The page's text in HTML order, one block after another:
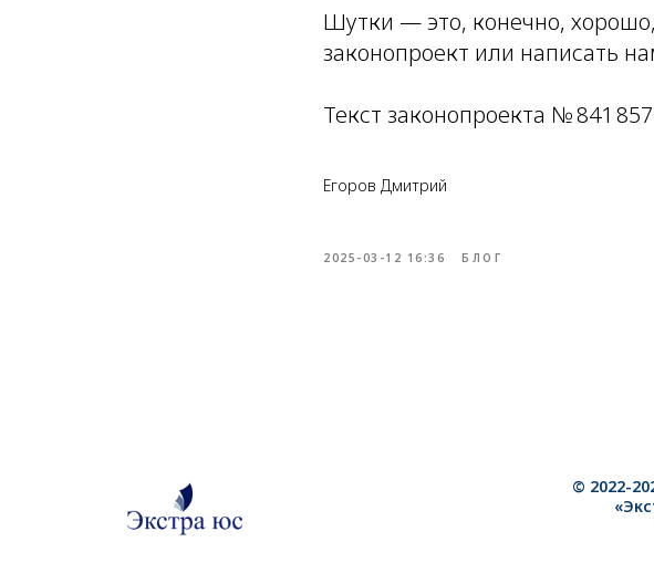
Шутки — это, конечно,
законопроект или написать
Текст законопроекта № 841
Егоров Дмитрий
2025-03-12 16:36 БЛОГ
© 2022-